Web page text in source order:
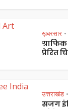
ख़बरसार •
प्रेरित
उत्तराखंड •
सजग